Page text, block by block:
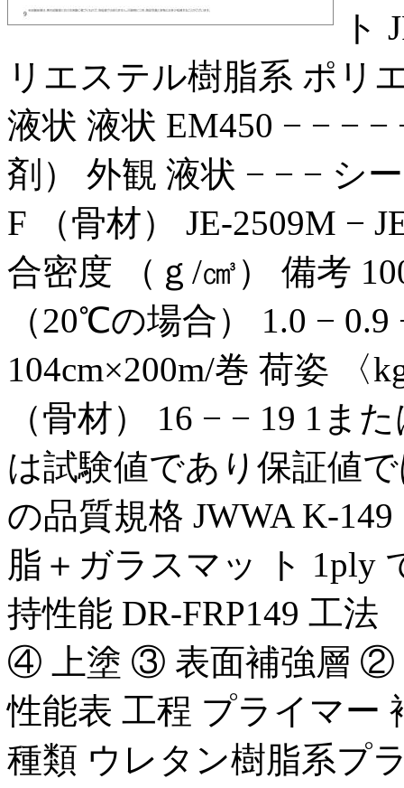
ト
リエステル樹脂系 ポリ
液状 液状 EM450 − − − −
剤） 外観 液状 − − − シ
F （骨材） JE-2509M −
合密度 （ｇ/㎤） 備考
（20℃の場合） 1.0 − 0.9
104cm×200m/巻 荷姿 〈
（骨材） 16 − − 19 1ま
は試験値であり保証値
の品質規格 JWWA K-
脂＋ガラスマッ ト 1ply
持性能 DR-FRP149 工
④ 上塗 ③ 表面補強層 ②
性能表 工程 プライマー
種類 ウレタン樹脂系プ